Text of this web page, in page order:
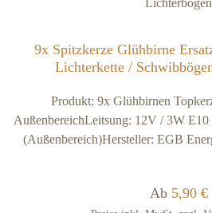
9x Spitzkerze Glühbirne
Lichterkette /
Produkt: 9x Glühbirnen
AußenbereichLeitsung: 12V / 3W
(Außenbereich)Hersteller: EGB Energiekennzeichen: Da jede
Regulärer
Ab 5,90 €